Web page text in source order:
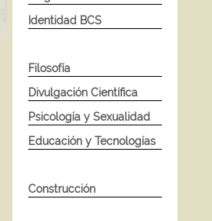
Identidad BCS
Filosofía
Divulgación Científica
Psicología y Sexualidad
Educación y Tecnologías
Construcción